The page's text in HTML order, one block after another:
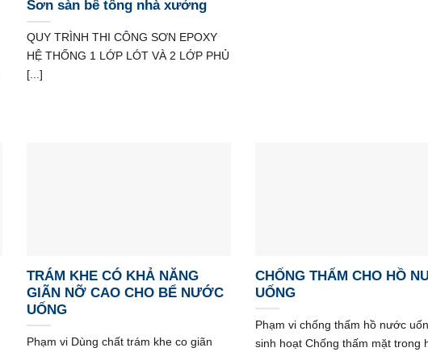
Sơn sàn bê tông nhà xưởng
QUY TRÌNH THI CÔNG SƠN EPOXY
HỆ THỐNG 1 LỚP LÓT VÀ 2 LỚP PHỦ
[...]
TRÁM KHE CÓ KHẢ NĂNG
GIÃN NỠ CAO CHO BỂ NƯỚC
UỐNG
Phạm vi Dùng chất trám khe co giãn
CHỐNG THẤM CHO HỒ
UỐNG
Phạm vi chống thấm hồ nước
sinh hoạt Chống thấm mặt trong